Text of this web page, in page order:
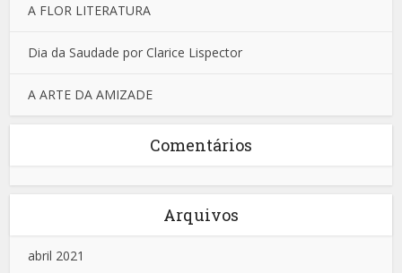
A FLOR LITERATURA
Dia da Saudade por Clarice Lispector
A ARTE DA AMIZADE
Comentários
Arquivos
abril 2021